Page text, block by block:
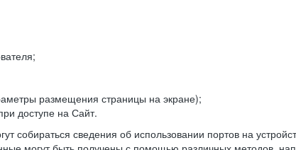
размещения страницы на экране);
доступе на Сайт.
собираться сведения об использовании портов на